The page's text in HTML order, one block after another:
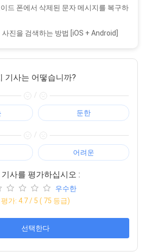
드 폰에서 삭제된 문자 메시지를 복구하
진을 검색하는 방법 [iOS + Android]
기사는 어떻습니까?
/
둔한
/
어려운
기사를 평가하십시오 :
우수한
평가: 4.7/ 5 ( 75 등급)
선택한다